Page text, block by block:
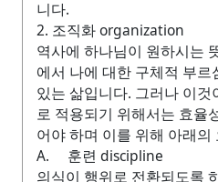
니다.
2. 조직화 organization
역사에 하나님이 원하시는
에서 나에 대한 구체적 부
있는 삶입니다. 그러나 이
로 적용되기 위해서는 효율
어야 하며 이를 위해 아래
A. 훈련 discipline
의식이 행위로 전환되도록